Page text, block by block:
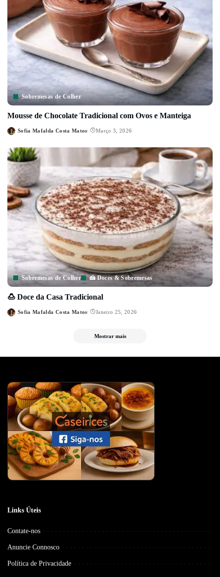
Sobremesas de Colher
Mousse de Chocolate Tradicional com Ovos e Manteiga
Posted
Sofia Mafalda Costa Matos Março 3, 2026
Sobremesas de Colher 🍰 Doces & Sobremesas
🍮 Doce da Casa Tradicional
Posted
Sofia Mafalda Costa Matos Janeiro 25, 2026
Mostrar mais
Links Úteis
Contate-nos
Anuncie Connosco
Política de Privacidade